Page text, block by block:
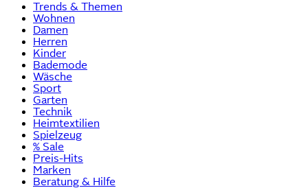
Trends & Themen
Wohnen
Damen
Herren
Kinder
Bademode
Wäsche
Sport
Garten
Technik
Heimtextilien
Spielzeug
% Sale
Preis-Hits
Marken
Beratung & Hilfe